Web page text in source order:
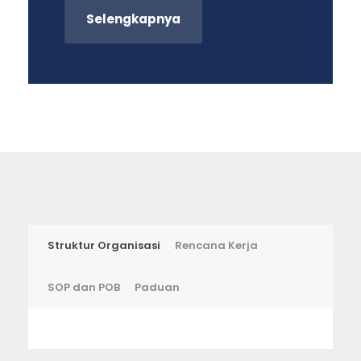
Selengkapnya
Struktur Organisasi Rencana Kerja
SOP dan POB Paduan